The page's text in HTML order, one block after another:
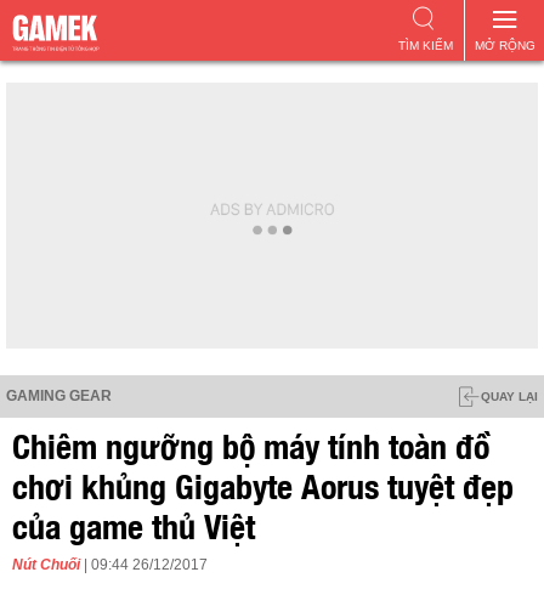
MỞ RỘNG
TÌM KIẾM
GAMING GEAR QUAY LẠI
Chiêm ngưỡng bộ máy tính toàn đồ
chơi khủng Gigabyte Aorus tuyệt đẹp
của game thủ Việt
Nút Chuối | 09:44 26/12/2017